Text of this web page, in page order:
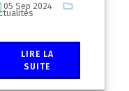
05 Sep 2024
LIRE LA
SUITE